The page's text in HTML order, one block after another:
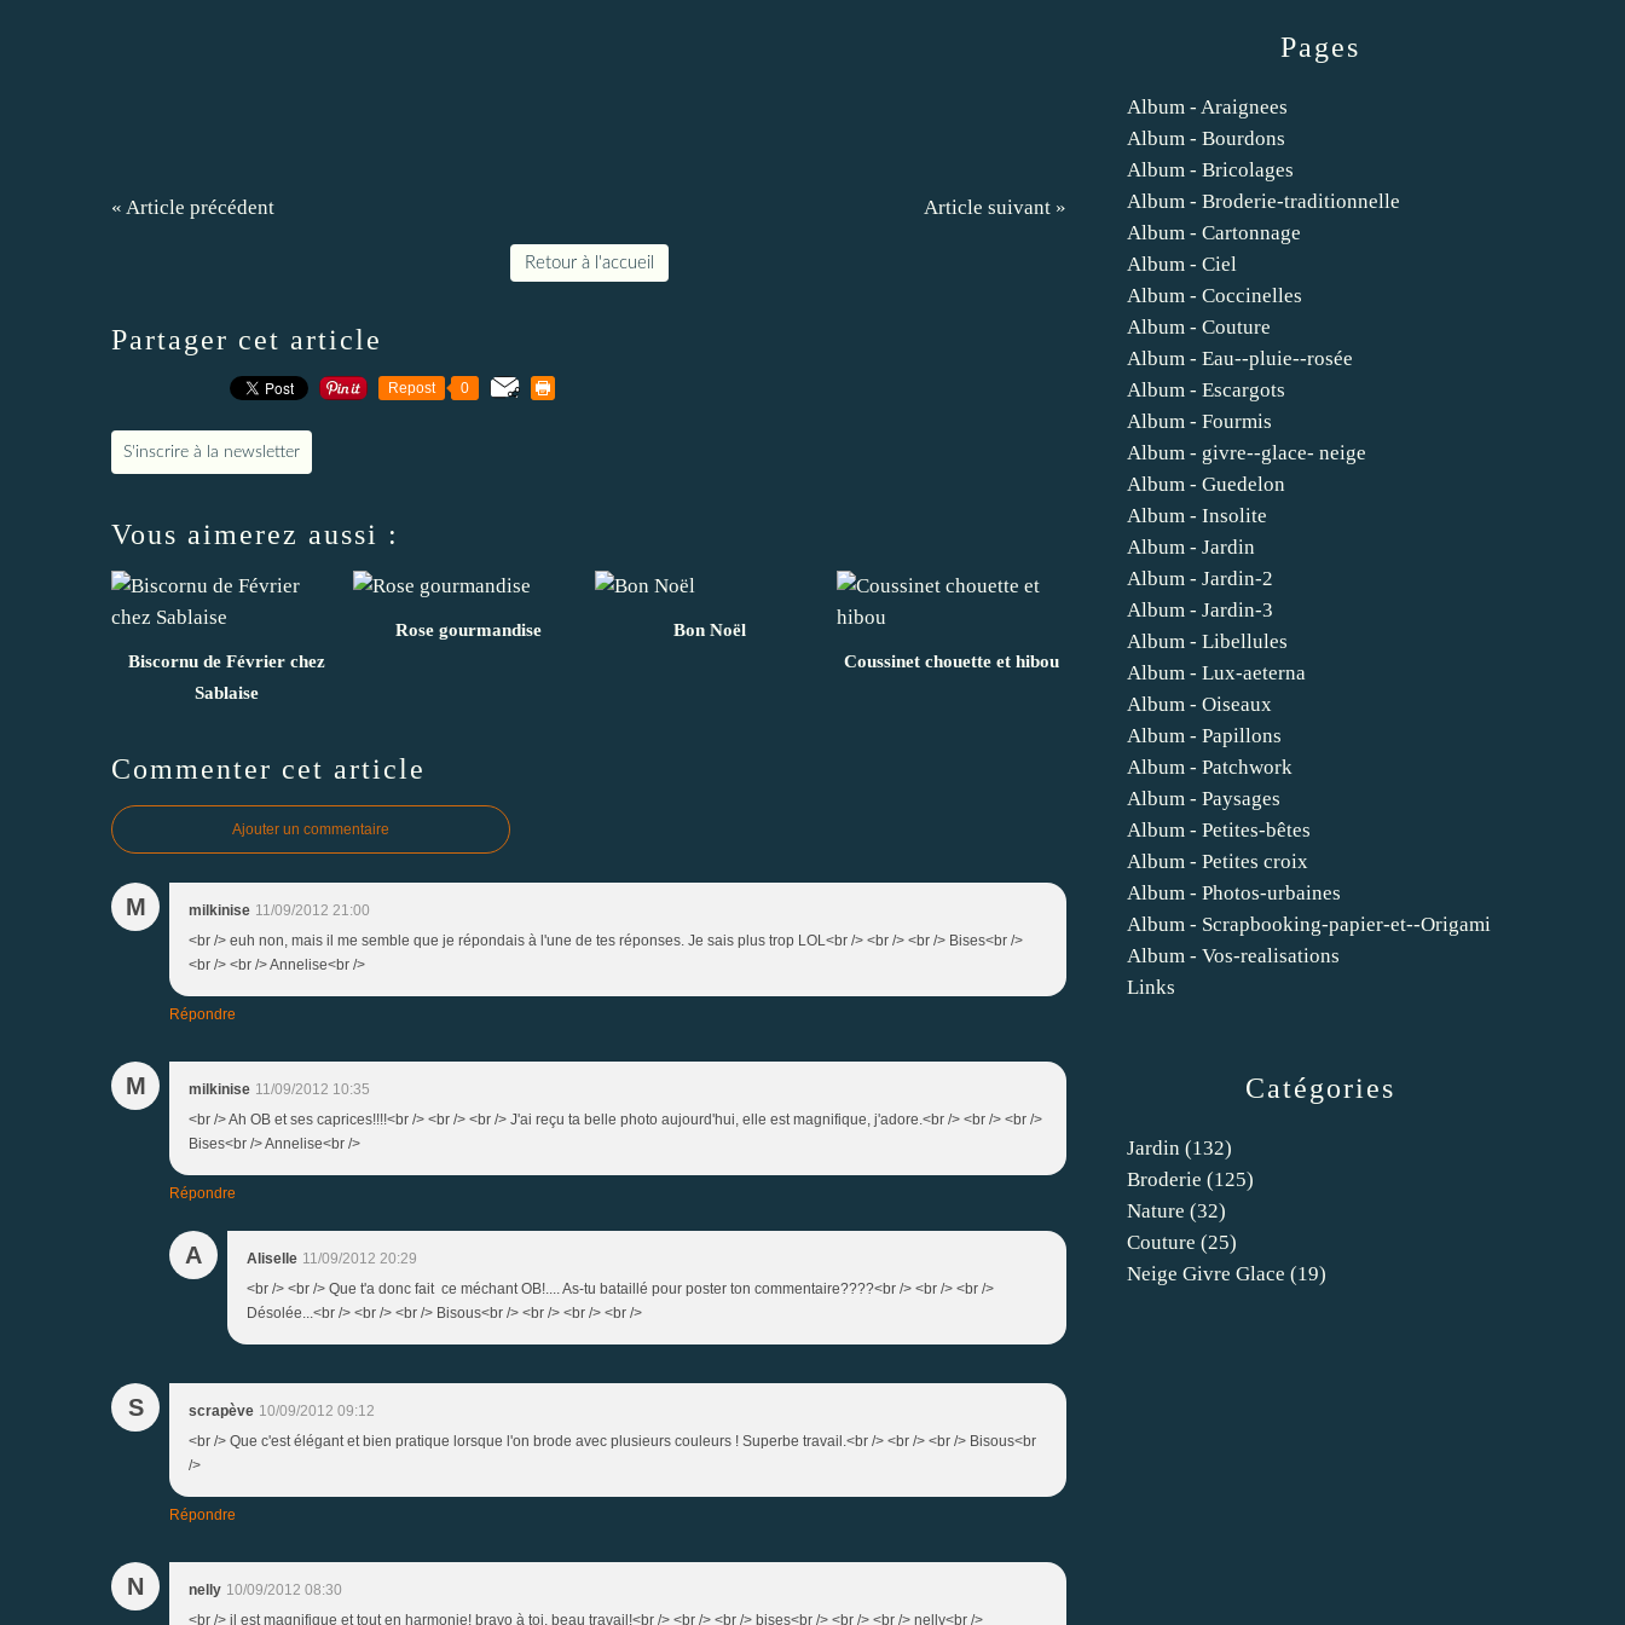
« Article précédent Article suivant »
Retour à l'accueil
Partager cet article
Repost 0
S'inscrire à la newsletter
Vous aimerez aussi :
Biscornu de Février chez
Sablaise
Rose gourmandise
Bon Noël
Coussinet chouette et hibou
Commenter cet article
Ajouter un commentaire
M milkinise 11/09/2012 21:00
<br /> euh non, mais il me semble que je répondais à l'une de tes réponses. Je sais plus trop LOL<br /> <br /> <br /> Bises<br />
<br /> <br /> Annelise<br />
Répondre
M milkinise 11/09/2012 10:35
<br /> Ah OB et ses caprices!!!!<br /> <br /> <br /> J'ai reçu ta belle photo aujourd'hui, elle est magnifique, j'adore.<br /> <br /> <br />
Bises<br /> Annelise<br />
Répondre
A Aliselle 11/09/2012 20:29
<br /> <br /> Que t'a donc fait ce méchant OB!.... As-tu bataillé pour poster ton commentaire????<br /> <br /> <br />
Désolée...<br /> <br /> <br /> Bisous<br /> <br /> <br /> <br />
S scrapève 10/09/2012 09:12
<br /> Que c'est élégant et bien pratique lorsque l'on brode avec plusieurs couleurs ! Superbe travail.<br /> <br /> <br /> Bisous<br
/>
Répondre
N nelly 10/09/2012 08:30
<br /> il est magnifique et tout en harmonie! bravo à toi, beau travail!<br /> <br /> <br /> bises<br /> <br /> <br /> nelly<br />
Catégories
Jardin (132)
Broderie (125)
Nature (32)
Couture (25)
Neige Givre Glace (19)
Pages
Album - Araignees
Album - Bourdons
Album - Bricolages
Album - Broderie-traditionnelle
Album - Cartonnage
Album - Ciel
Album - Coccinelles
Album - Couture
Album - Eau--pluie--rosée
Album - Escargots
Album - Fourmis
Album - givre--glace- neige
Album - Guedelon
Album - Insolite
Album - Jardin
Album - Jardin-2
Album - Jardin-3
Album - Libellules
Album - Lux-aeterna
Album - Oiseaux
Album - Papillons
Album - Patchwork
Album - Paysages
Album - Petites-bêtes
Album - Petites croix
Album - Photos-urbaines
Album - Scrapbooking-papier-et--Origami
Album - Vos-realisations
Links